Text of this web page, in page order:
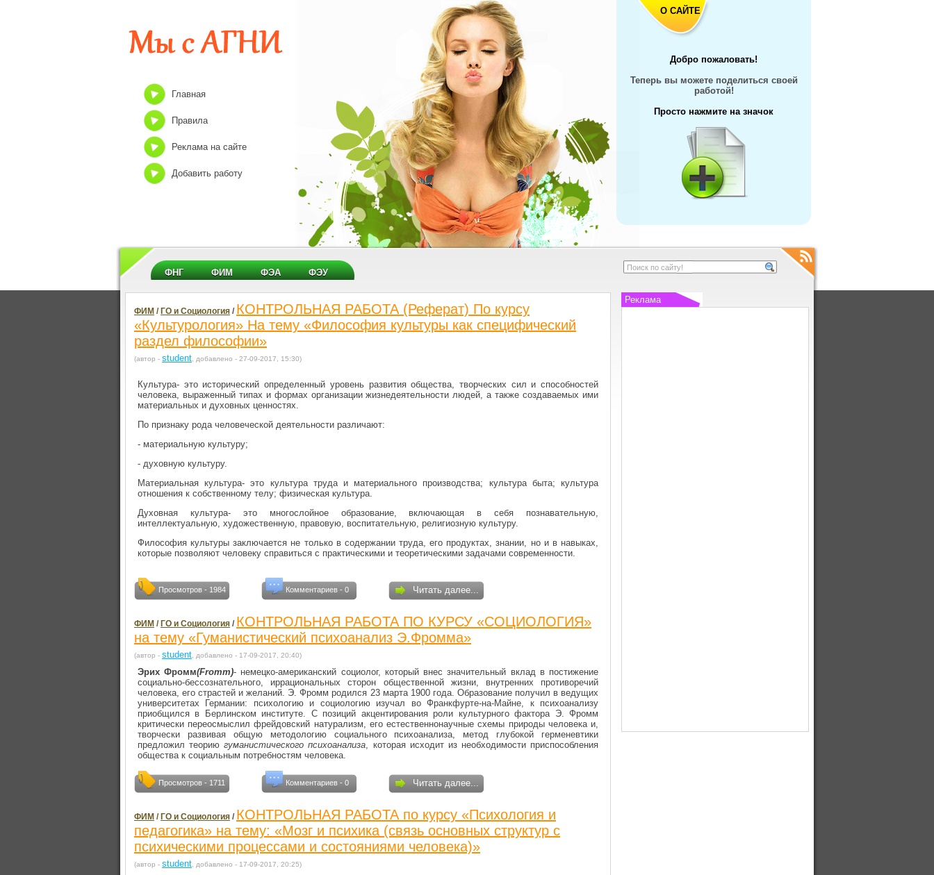
О САЙТЕ
Добро пожаловать!
Теперь вы можете поделиться своей
работой!
Просто нажмите на значок
Главная
Правила
Реклама на сайте
Добавить работу
ФНГ ФИМ ФЭА ФЭУ
ФИМ / ГО и Социология / КОНТРОЛЬНАЯ РАБОТА (Реферат) По курсу
«Культурология» На тему «Философия культуры как специфический
раздел философии»
(автор - student , добавлено - 27-09-2017, 15:30)
Культура- это исторический определенный уровень развития общества, творческих сил и способностей
человека, выраженный типах и формах организации жизнедеятельности людей, а также создаваемых ими
материальных и духовных ценностях.
По признаку рода человеческой деятельности различают:
- материальную культуру;
- духовную культуру.
Материальная культура- это культура труда и материального производства; культура быта; культура
отношения к собственному телу; физическая культура.
Духовная культура- это многослойное образование, включающая в себя познавательную,
интеллектуальную, художественную, правовую, воспитательную, религиозную культуру.
Философия культуры заключается не только в содержании труда, его продуктах, знании, но и в навыках,
которые позволяют человеку справиться с практическими и теоретическими задачами современности.
Просмотров - 1984 Комментариев - 0 Читать далее...
ФИМ / ГО и Социология / КОНТРОЛЬНАЯ РАБОТА ПО КУРСУ «СОЦИОЛОГИЯ»
на тему «Гуманистический психоанализ Э.Фромма»
(автор - student , добавлено - 17-09-2017, 20:40)
Эрих Фромм(Fromm)- немецко-американский социолог, который внес значительный вклад в постижение
социально-бессознательного, иррациональных сторон общественной жизни, внутренних противоречий
человека, его страстей и желаний. Э. Фромм родился 23 марта 1900 года. Образование получил в ведущих
университетах Германии: психологию и социологию изучал во Франкфурте-на-Майне, к психоанализу
приобщился в Берлинском институте. С позиций акцентирования роли культурного фактора Э. Фромм
критически переосмыслил фрейдовский натурализм, его естественнонаучные схемы природы человека и,
творчески развивая общую методологию социального психоанализа, метод глубокой герменевтики
предложил теориюгуманистического психоанализа, которая исходит из необходимости приспособления
общества к социальным потребностям человека.
Просмотров - 1711 Комментариев - 0 Читать далее...
ФИМ / ГО и Социология / КОНТРОЛЬНАЯ РАБОТА по курсу «Психология и
педагогика» на тему: «Мозг и психика (связь основных структур с
психическими процессами и состояниями человека)»
(автор - student , добавлено - 17-09-2017, 20:25)
Реклама